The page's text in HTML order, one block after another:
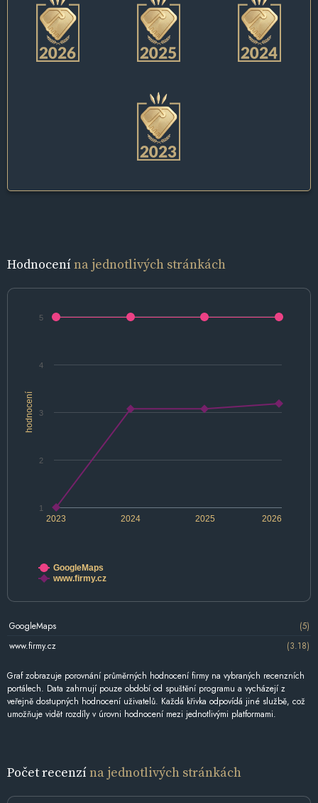
Hodnocenína jednotlivých stránkách
hodnocení
2024 2026
2023 2025
1
2
3
4
5
GoogleMaps
www.firmy.cz
GoogleMaps
(5)
www.firmy.cz
(3.18)
Graf zobrazuje porovnání průměrných hodnocení firmy na vybraných recenzních
portálech. Data zahrnují pouze období od spuštění programu a vycházejí z
veřejně dostupných hodnocení uživatelů. Každá křivka odpovídá jiné službě, což
umožňuje vidět rozdíly v úrovni hodnocení mezi jednotlivými platformami.
Počet recenzína jednotlivých stránkách